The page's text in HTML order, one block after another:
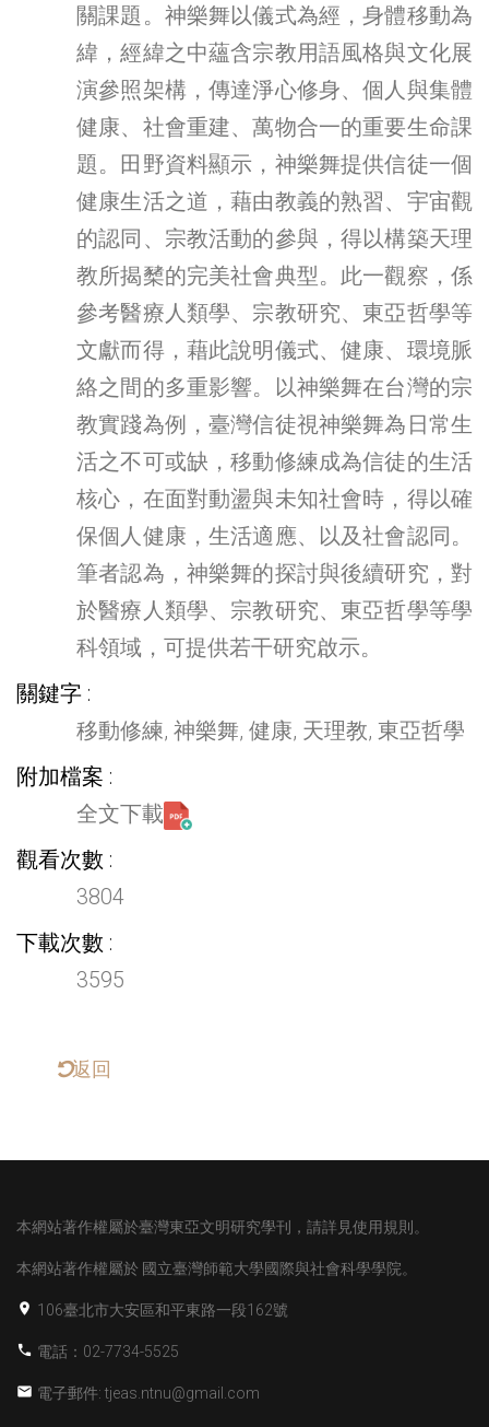
關課題。神樂舞以儀式為經，身體移動為
緯，經緯之中蘊含宗教用語風格與文化展
演參照架構，傳達淨心修身、個人與集體
健康、社會重建、萬物合一的重要生命課
題。田野資料顯示，神樂舞提供信徒一個
健康生活之道，藉由教義的熟習、宇宙觀
的認同、宗教活動的參與，得以構築天理
教所揭櫫的完美社會典型。此一觀察，係
參考醫療人類學、宗教研究、東亞哲學等
文獻而得，藉此說明儀式、健康、環境脈
絡之間的多重影響。以神樂舞在台灣的宗
教實踐為例，臺灣信徒視神樂舞為日常生
活之不可或缺，移動修練成為信徒的生活
核心，在面對動盪與未知社會時，得以確
保個人健康，生活適應、以及社會認同。
筆者認為，神樂舞的探討與後續研究，對
於醫療人類學、宗教研究、東亞哲學等學
科領域，可提供若干研究啟示。
關鍵字
移動修練, 神樂舞, 健康, 天理教, 東亞哲學
附加檔案
全文下載
觀看次數
3804
下載次數
3595
返回
本網站著作權屬於臺灣東亞文明研究學刊，請詳見使用規則。
本網站著作權屬於 國立臺灣師範大學國際與社會科學學院。
106臺北市大安區和平東路一段162號
電話：02-7734-5525
電子郵件: tjeas.ntnu@gmail.com